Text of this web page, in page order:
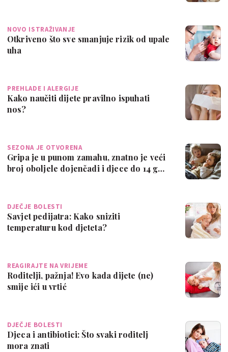
NOVO ISTRAŽIVANJE
Otkriveno što sve smanjuje rizik od upale
uha
PREHLADE I ALERGIJE
Kako naučiti dijete pravilno ispuhati
nos?
SEZONA JE OTVORENA
Gripa je u punom zamahu, znatno je veći
broj oboljele dojenčadi i djece do 14 g…
DJEČJE BOLESTI
Savjet pedijatra: Kako sniziti
temperaturu kod djeteta?
REAGIRAJTE NA VRIJEME
Roditelji, pažnja! Evo kada dijete (ne)
smije ići u vrtić
DJEČJE BOLESTI
Djeca i antibiotici: Što svaki roditelj
mora znati